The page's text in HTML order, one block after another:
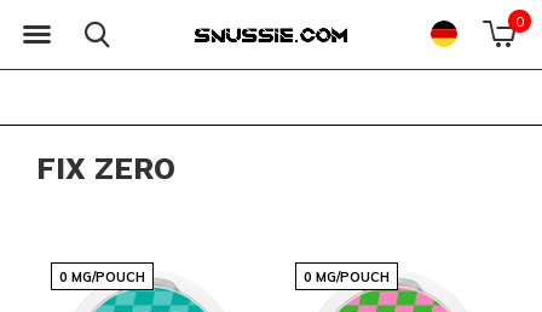
0
FIX ZERO
0 MG/POUCH 0 MG/POUCH